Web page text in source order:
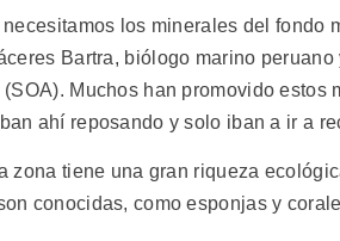
los minerales del fondo
Bartra, biólogo marino
Muchos han promovido estos
ahí reposando y solo iban a ir a
zona tiene una gran riqueza
conocidas, como esponjas y